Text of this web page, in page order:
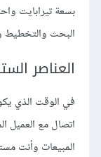
بسعة تيرابايت
البحث والتخطيط
العناصر
في الوقت الذي
اتصال مع العميل
المبيعات وأنت